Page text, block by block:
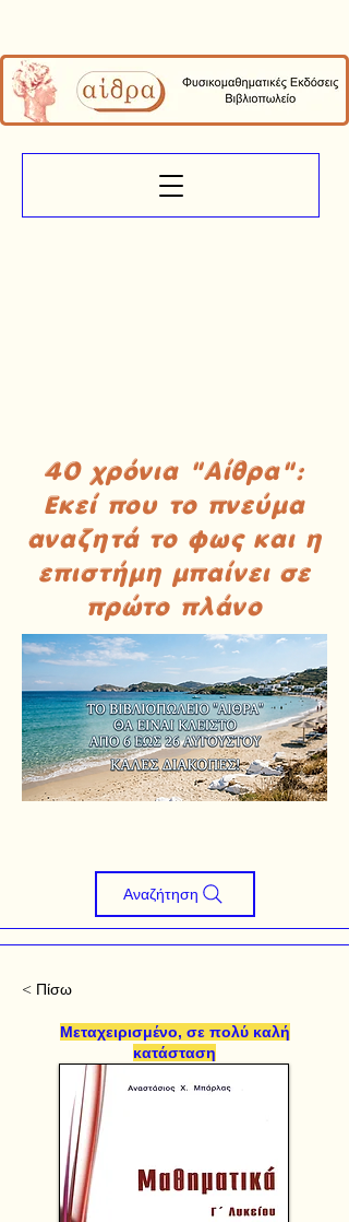
40 χρόνια "Αίθρα":
Εκεί που το πνεύμα
αναζητά το φως και η
επιστήμη μπαίνει σε
πρώτο πλάνο
Αναζήτηση
< Πίσω
Μεταχειρισμένο, σε πολύ καλή
κατάσταση